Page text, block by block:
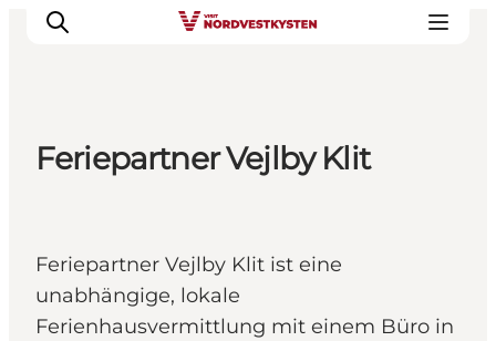
Events
Unterkunft
Mach deine Urlaubsplanung
Feriepartner Vejlby Klit
Feriepartner Vejlby Klit ist eine
unabhängige, lokale
Ferienhausvermittlung mit einem Büro in